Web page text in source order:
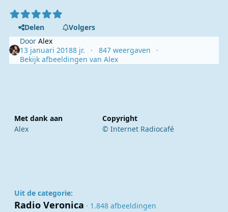
Delen
Volgers
DoorAlex
13 januari 20188 jr.
847 weergaven
Bekijk afbeeldingen van Alex
Met dank aan
Alex
Copyright
© Internet Radiocafé
Uit de categorie:
Radio Veronica · 1.848 afbeeldingen